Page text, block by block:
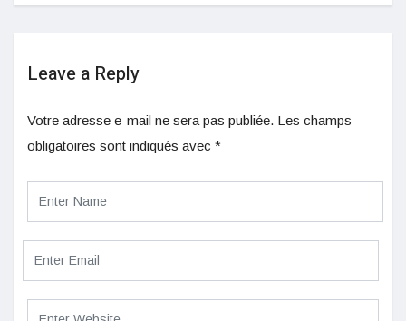
Leave a Reply
Votre adresse e-mail ne sera pas publiée. Les champs
obligatoires sont indiqués avec *